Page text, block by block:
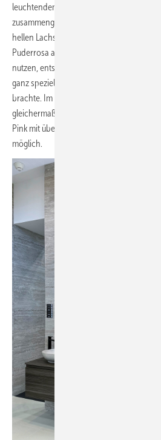
leuchtendem Citro, dunklerem Curry und
zusammengefasst von weißem Korpus im
hellen Lachston sind wir auch schon
Puderrosa angelangt, und zwar bei Hewi.
nutzen, entstand dadurch, dass
ganz spezielle Barbie-Puppen zum Thema
brachte. Im Rahmen der Kooperation von
gleichermaßen ästhetische wie funktional
Pink mit über 40 durchdachten
möglich.